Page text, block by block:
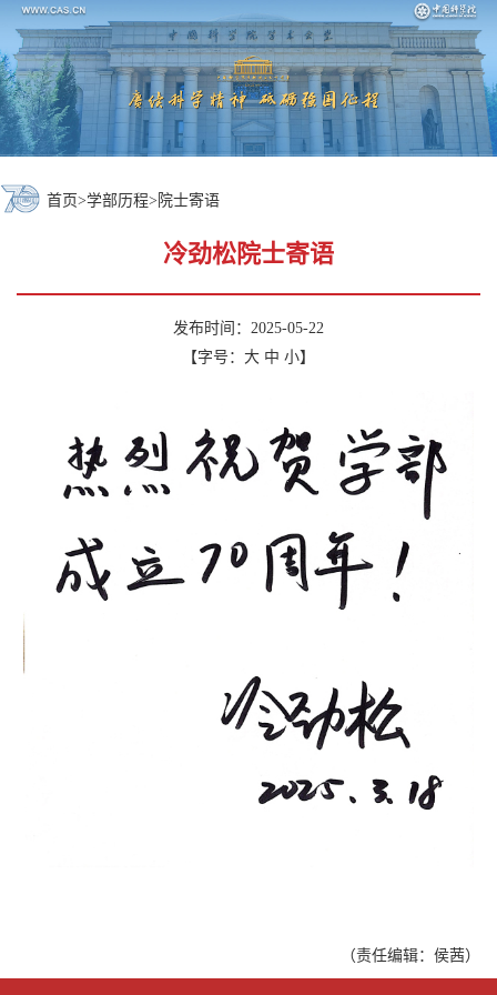
首页>学部历程> 院士寄语
冷劲松院士寄语
发布时间：2025-05-22
【字号： 大 中 小】
（责任编辑：侯茜）